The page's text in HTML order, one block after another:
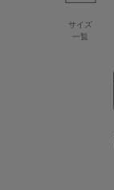
サイズ
一覧